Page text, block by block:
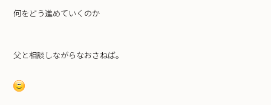
何をどう進めていくのか
父と相談しながらなおさねば。